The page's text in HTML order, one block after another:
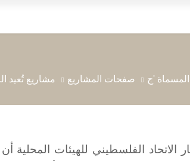
المؤشرات
المسماة 'ج صفحات المشاريع مشاريع تُعيد
الاتحاد الفلسطيني للهيئات